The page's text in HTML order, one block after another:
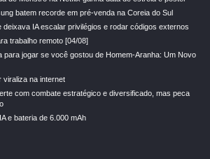
batem recorde em pré-venda na Coreia do Sul
IA escalar privilégios e rodar códigos externos
trabalho remoto [04/08]
para jogar se você gostou de Homem-Aranha: Um Novo
viraliza na internet
com combate estratégico e diversificado, mas peca
e bateria de 6.000 mAh